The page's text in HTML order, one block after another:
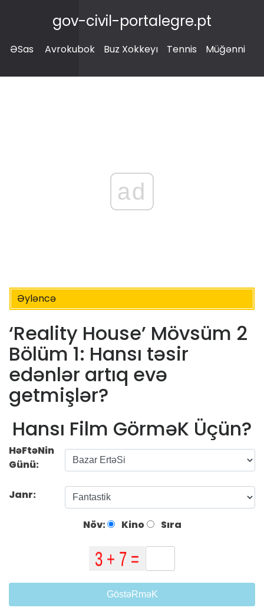
gov-civil-portalegre.pt
ƏSas Avrokubok Buz Xokkeyı Tennis Müğənni
ad
Əyləncə
‘Reality House’ Mövsüm 2
Bölüm 1: Hansı təsir
edənlər artıq evə
getmişlər?
Hansı Film GörməK Üçün?
HəFtəNin
Günü:
Janr:
Növ: Kino Sıra
GöstəRməK